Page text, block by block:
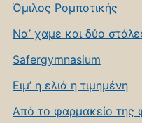
page
Όμιλος Ρομποτικής
Να’ χαμε και δύο
Safergymnasium
Ειμ’ η ελιά η τιμημένη
Από το φαρμακείο της